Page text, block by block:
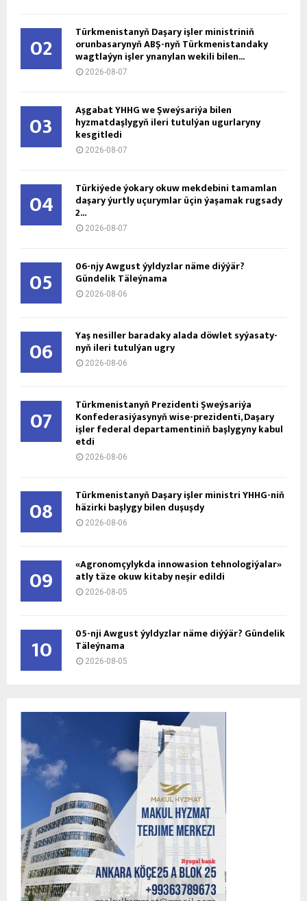
02 Türkmenistanyň Daşary işler ministriniň
orunbasarynyň ABŞ-nyň Türkmenistandaky
wagtlaýyn işler ynanylan wekili bilen...
2026-08-07
03 Aşgabat ÝHHG we Şweýsariýa bilen
hyzmatdaşlygyň ileri tutulýan ugurlaryny
kesgitledi
2026-08-07
04 Türkiýede ýokary okuw mekdebini tamamlan
daşary ýurtly uçurymlar üçin ýaşamak rugsady
2...
2026-08-07
05 06-njy Awgust ýyldyzlar näme diýýär?
Gündelik Täleýnama
2026-08-06
06 Ýaş ne­sil­ler ba­ra­da­ky ala­da döw­let sy­ýa­sa­ty­
nyň ile­ri tu­tul­ýan ug­ry
2026-08-06
07 Türkmenistanyň Prezidenti Şweýsariýa
Konfederasiýasynyň wise-prezidenti, Daşary
işler federal departamentiniň başlygyny kabul
etdi
2026-08-06
08 Türkmenistanyň Daşary işler ministri ÝHHG-niň
häzirki başlygy bilen duşuşdy
2026-08-06
09 «Agronomçylykda innowasion tehnologiýalar»
atly täze okuw kitaby neşir edildi
2026-08-05
10 05-nji Awgust ýyldyzlar näme diýýär? Gündelik
Täleýnama
2026-08-05